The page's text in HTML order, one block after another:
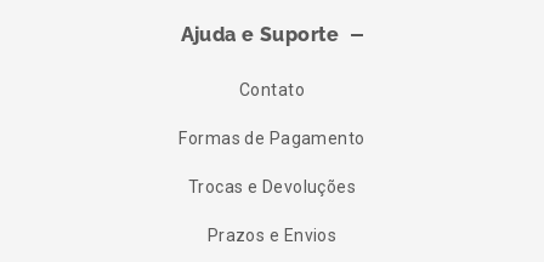
Ajuda e Suporte
Contato
Formas de Pagamento
Trocas e Devoluções
Prazos e Envios